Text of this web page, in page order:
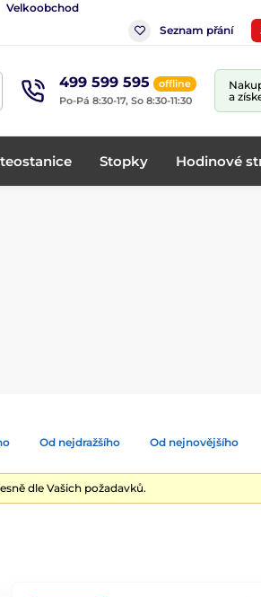
Velkoobchod
Seznam přání
499 599 595
offline
Po-Pá 8:30-17, So 8:30-11:30
a
Stopky Hodinové
Od nejdražšího Od nejnovějšího
dle Vašich požadavků.